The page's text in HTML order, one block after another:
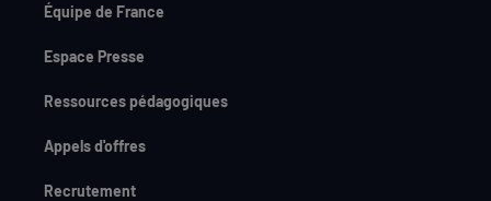
Équipe de France
Espace Presse
Ressources pédagogiques
Appels d'offres
Recrutement